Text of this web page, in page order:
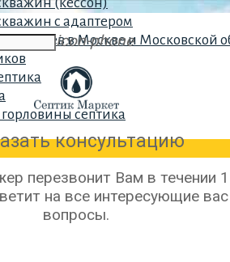
icon-phone
консультацию
перезвонит Вам в течении
на все интересующие вас
вопросы.
с адаптером
колодцев в Москве и Московской
септика